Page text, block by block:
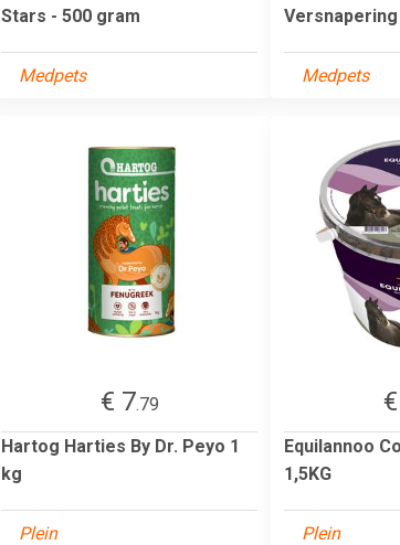
Stars - 500 gram
Medpets Medpets
€ 7.79
Hartog Harties By Dr. Peyo 1
kg
Plein
Equilannoo
1,5KG
Plein